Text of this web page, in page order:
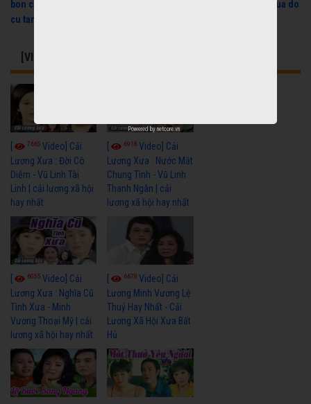
bon cau thong minh
thu mua do
cu tan binh
[VIDEO] CÓ THỂ BẠN QUAN TÂM
7665 Video] Cải
Lương Xưa : Đời Cô
Diễm - Vũ Linh Tài
Linh | cải lương xã hội
hay nhất
6918Video] Cải
Lương Xưa : Nước Mắt
Chung Tình - Vũ Linh
Thanh Ngân | cải
lương xã hội hay nhất
6055 Video] Cải
Lương Xưa : Nghĩa Cũ
Tình Xưa - Minh
Vương Thoại Mỹ | cải
lương xã hội hay nhất
6678Video] Cải
Lương Minh Vương Lệ
Thuỷ Hay Nhất - Cải
Lương Xã Hội Xưa Bất
Hủ
Powered bynetcore.vn